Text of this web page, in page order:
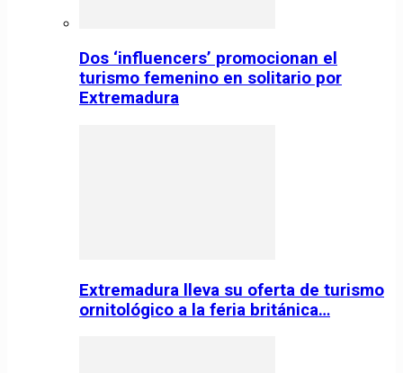
Dos ‘influencers’ promocionan el
turismo femenino en solitario por
Extremadura
Extremadura lleva su oferta de turismo
ornitológico a la feria británica…